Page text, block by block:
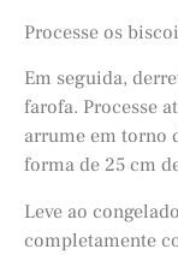
Processe os
Em seguida,
farofa. Processe
arrume em torno
forma de 25 cm
Leve ao
completamente